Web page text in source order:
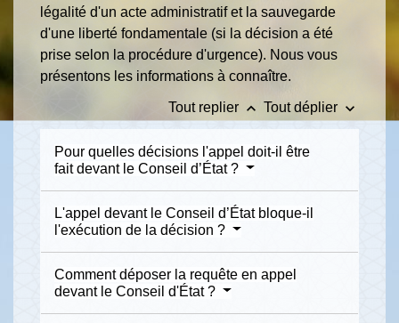
légalité d'un acte administratif et la sauvegarde
d'une liberté fondamentale (si la décision a été
prise selon la procédure d'urgence). Nous vous
présentons les informations à connaître.
Tout replier keyboard_arrow_up Tout déplier keyboard_arrow_down
Pour quelles décisions l'appel doit-il être
fait devant le Conseil d’État ?
L'appel devant le Conseil d’État bloque-il
l'exécution de la décision ?
Comment déposer la requête en appel
devant le Conseil d'État ?